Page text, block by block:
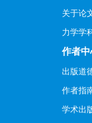
关于论
力学学
作者中
出版道
作者指
学术出